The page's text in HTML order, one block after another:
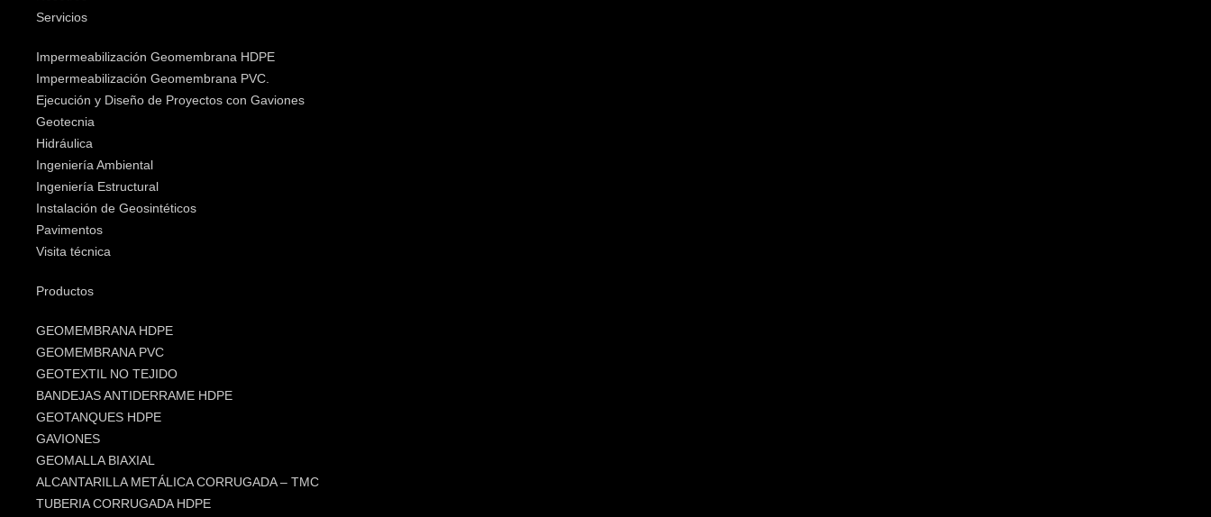
Servicios
Impermeabilización Geomembrana HDPE
Impermeabilización Geomembrana PVC.
Ejecución y Diseño de Proyectos con Gaviones
Geotecnia
Hidráulica
Ingeniería Ambiental
Ingeniería Estructural
Instalación de Geosintéticos
Pavimentos
Visita técnica
Productos
GEOMEMBRANA HDPE
GEOMEMBRANA PVC
GEOTEXTIL NO TEJIDO
BANDEJAS ANTIDERRAME HDPE
GEOTANQUES HDPE
GAVIONES
GEOMALLA BIAXIAL
ALCANTARILLA METÁLICA CORRUGADA – TMC
TUBERIA CORRUGADA HDPE